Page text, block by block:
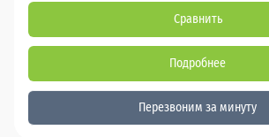
Сравнить
Подробнее
Перезвоним за минуту